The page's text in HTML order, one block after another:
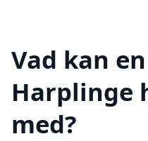
Vad kan
Harplinge
med?